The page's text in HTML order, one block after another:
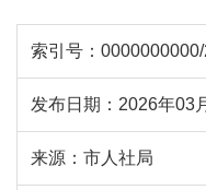
索引号：
发布日期： 2026年03
来源： 市人社局